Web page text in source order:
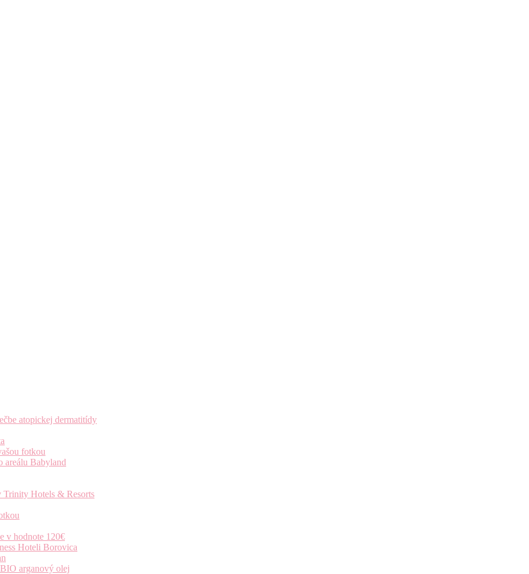
atopickej dermatitídy
fotkou
areálu Babyland
Trinity Hotels & Resorts
v hodnote 120€
Hoteli Borovica
arganový olej